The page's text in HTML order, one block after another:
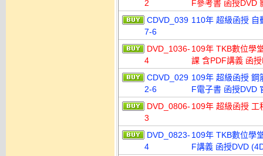
2
F參考書 函授DVD
CDVD_039
7-6
110年 超級函授 自
DVD_1036-
4
109年 TKB數位學
課 含PDF講義 函
CDVD_029
2-6
109年 超級函授 鋼
F電子書 函授DVD
DVD_0806-
3
109年 超級函授 工
DVD_0823-
4
109年 TKB數位學
F講義 函授DVD